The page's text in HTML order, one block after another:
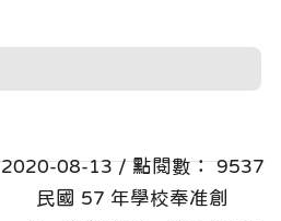
08-13 / 點閱數： 9537
民國 57 年學校奉准創